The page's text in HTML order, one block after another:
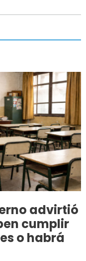
advirtió
cumplir
o habrá